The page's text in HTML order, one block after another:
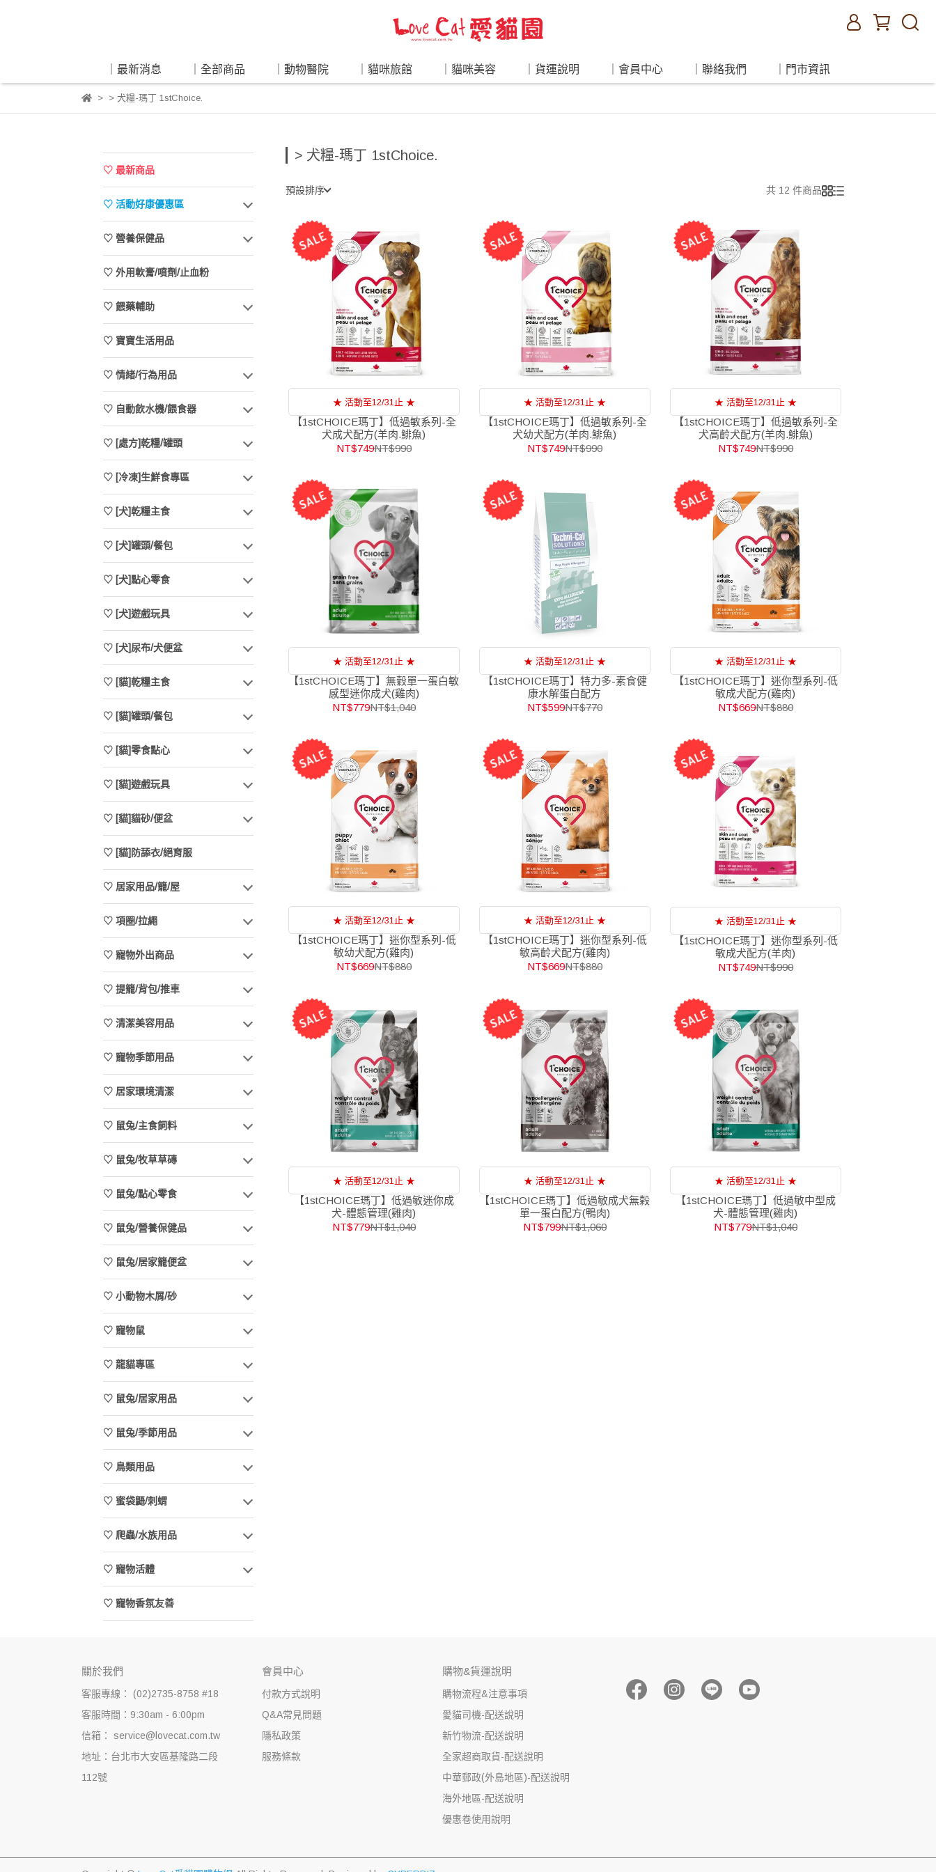
｜最新消息 ｜全部商品 ｜動物醫院 ｜貓咪旅館 ｜貓咪美容 ｜貨運說明 ｜會員中心 ｜聯絡我們 ｜門市資訊
> 犬糧-瑪丁 1stChoice.
♡ 最新商品
♡ 活動好康優惠區
♡ 營養保健品
♡ 外用軟膏/噴劑/止血粉
♡ 餵藥輔助
♡ 寶寶生活用品
♡ 情緒/行為用品
♡ 自動飲水機/餵食器
♡ [處方]乾糧/罐頭
♡ [冷凍]生鮮食專區
♡ [犬]乾糧主食
♡ [犬]罐頭/餐包
♡ [犬]點心零食
♡ [犬]遊戲玩具
♡ [犬]尿布/犬便盆
♡ [貓]乾糧主食
♡ [貓]罐頭/餐包
♡ [貓]零食點心
♡ [貓]遊戲玩具
♡ [貓]貓砂/便盆
♡ [貓]防舔衣/絕育服
♡ 居家用品/籠/屋
♡ 項圈/拉繩
♡ 寵物外出商品
♡ 提籠/背包/推車
♡ 清潔美容用品
♡ 寵物季節用品
♡ 居家環境清潔
♡ 鼠兔/主食飼料
♡ 鼠兔/牧草草磚
♡ 鼠兔/點心零食
♡ 鼠兔/營養保健品
♡ 鼠兔/居家籠便盆
♡ 小動物木屑/砂
♡ 寵物鼠
♡ 龍貓專區
♡ 鼠兔/居家用品
♡ 鼠兔/季節用品
♡ 鳥類用品
♡ 蜜袋鼯/刺蝟
♡ 爬蟲/水族用品
♡ 寵物活體
♡ 寵物香氛友善
> 犬糧-瑪丁 1stChoice.
預設排序 共 12 件商品
★ 活動至12/31止 ★
【1stCHOICE瑪丁】低過敏系列-全
犬成犬配方(羊肉.鯡魚)
NT$749NT$990
★ 活動至12/31止 ★
【1stCHOICE瑪丁】低過敏系列-全
犬幼犬配方(羊肉.鯡魚)
NT$749NT$990
★ 活動至12/31止 ★
【1stCHOICE瑪丁】低過敏系列-全
犬高齡犬配方(羊肉.鯡魚)
NT$749NT$990
★ 活動至12/31止 ★
【1stCHOICE瑪丁】無穀單一蛋白敏
感型迷你成犬(雞肉)
NT$779NT$1,040
★ 活動至12/31止 ★
【1stCHOICE瑪丁】特力多-素食健
康水解蛋白配方
NT$599NT$770
★ 活動至12/31止 ★
【1stCHOICE瑪丁】迷你型系列-低
敏成犬配方(雞肉)
NT$669NT$880
★ 活動至12/31止 ★
【1stCHOICE瑪丁】迷你型系列-低
敏幼犬配方(雞肉)
NT$669NT$880
★ 活動至12/31止 ★
【1stCHOICE瑪丁】迷你型系列-低
敏高齡犬配方(雞肉)
NT$669NT$880
★ 活動至12/31止 ★
【1stCHOICE瑪丁】迷你型系列-低
敏成犬配方(羊肉)
NT$749NT$990
★ 活動至12/31止 ★
【1stCHOICE瑪丁】低過敏迷你成
犬-體態管理(雞肉)
NT$779NT$1,040
★ 活動至12/31止 ★
【1stCHOICE瑪丁】低過敏成犬無榖
單一蛋白配方(鴨肉)
NT$799NT$1,060
★ 活動至12/31止 ★
【1stCHOICE瑪丁】低過敏中型成
犬-體態管理(雞肉)
NT$779NT$1,040
關於我們
客服專線： (02)2735-8758 #18
客服時間：9:30am - 6:00pm
信箱： service@lovecat.com.tw
地址：台北市大安區基隆路二段
112號
會員中心
付款方式說明
Q&A常見問題
隱私政策
服務條款
購物&貨運說明
購物流程&注意事項
愛貓司機-配送說明
新竹物流-配送說明
全家超商取貨-配送說明
中華郵政(外島地區)-配送說明
海外地區-配送說明
優惠卷使用說明